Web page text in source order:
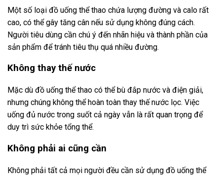
Một số loại đồ uống thể thao chứa lượng đường và calo rất
cao, có thể gây tăng cân nếu sử dụng không đúng cách.
Người tiêu dùng cần chú ý đến nhãn hiệu và thành phần của
sản phẩm để tránh tiêu thụ quá nhiều đường.
Không thay thế nước
Mặc dù đồ uống thể thao có thể bù đắp nước và điện giải,
nhưng chúng không thể hoàn toàn thay thế nước lọc. Việc
uống đủ nước trong suốt cả ngày vẫn là rất quan trọng để
duy trì sức khỏe tổng thể.
Không phải ai cũng cần
Không phải tất cả mọi người đều cần sử dụng đồ uống thể